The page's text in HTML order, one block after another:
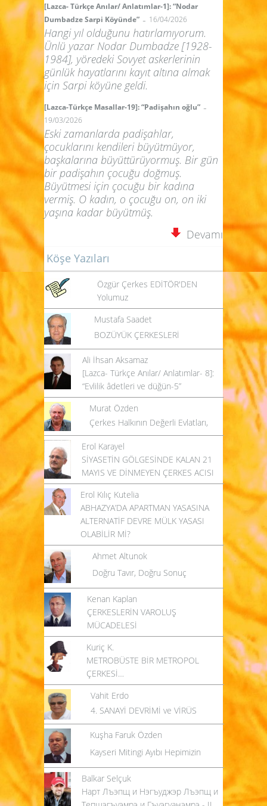
[Lazca- Türkçe Anılar/ Anlatımlar-1]: “Nodar
Dumbadze Sarpi Köyünde” - 16/04/2026
Hangi yıl olduğunu hatırlamıyorum.
Ünlü yazar Nodar Dumbadze [1928-
1984], yöredeki Sovyet askerlerinin
günlük hayatlarını kayıt altına almak
için Sarpi köyüne geldi.
[Lazca-Türkçe Masallar-19]: “Padişahın oğlu” -
19/03/2026
Eski zamanlarda padişahlar,
çocuklarını kendileri büyütmüyor,
başkalarına büyüttürüyormuş. Bir gün
bir padişahın çocuğu doğmuş.
Büyütmesi için çocuğu bir kadına
vermiş. O kadın, o çocuğu on, on iki
yaşına kadar büyütmüş.
Devamı
Köşe Yazıları
Özgür Çerkes EDİTÖR'DEN
Yolumuz
Mustafa Saadet
BOZÜYÜK ÇERKESLERİ
Ali İhsan Aksamaz
[Lazca- Türkçe Anılar/ Anlatımlar- 8]:
“Evlilik âdetleri ve düğün-5”
Murat Özden
Çerkes Halkının Değerli Evlatları,
Erol Karayel
SİYASETİN GÖLGESİNDE KALAN 21
MAYIS VE DİNMEYEN ÇERKES ACISI
Erol Kılıç Kutelia
ABHAZYA’DA APARTMAN YASASINA
ALTERNATİF DEVRE MÜLK YASASI
OLABİLİR Mİ?
Ahmet Altunok
Doğru Tavır, Doğru Sonuç
Kenan Kaplan
ÇERKESLERİN VAROLUŞ
MÜCADELESİ
Kuriç K.
METROBÜSTE BİR METROPOL
ÇERKESİ…
Vahit Erdo
4. SANAYİ DEVRİMİ ve VİRÜS
Kuşha Faruk Özden
Kayseri Mitingi Ayıbı Hepimizin
Balkar Selçuk
Нарт Лъэпщ и Нэгъуджэр Лъэпщ и